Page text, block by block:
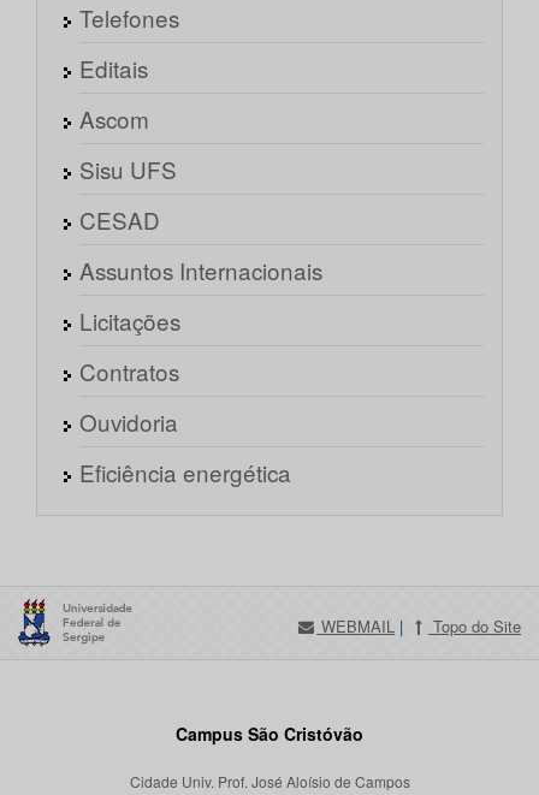
Telefones
Editais
Ascom
Sisu UFS
CESAD
Assuntos Internacionais
Licitações
Contratos
Ouvidoria
Eficiência energética
WEBMAIL | Topo do Site
Campus São Cristóvão
Cidade Univ. Prof. José Aloísio de Campos